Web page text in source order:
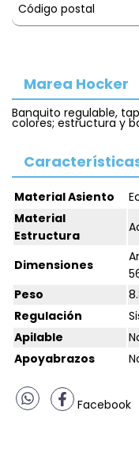
Marea Hocker
Banquito regulable,
colores; estructura y
Material Asiento
Material
Estructura
Dimensiones
Peso
Regulación
Apilable
Apoyabrazos
Facebook